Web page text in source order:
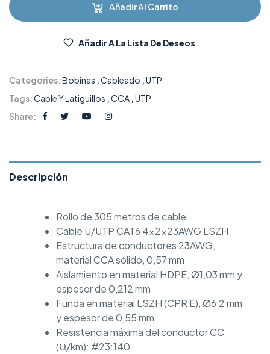
Añadir Al Carrito
Añadir A La Lista De Deseos
Categories:Bobinas Cableado UTP
Tags:Cable Y Latiguillos CCA UTP
Share:
Descripción
Rollo de 305 metros de cable
Cable U/UTP CAT6 4x2x23AWG LSZH
Estructura de conductores 23AWG,
material CCA sólido, 0,57 mm
Aislamiento en material HDPE, Ø1,03 mm y
espesor de 0,212 mm
Funda en material LSZH (CPR E), Ø6,2 mm
y espesor de 0,55 mm
Resistencia máxima del conductor CC
(Ω/km): #23:140